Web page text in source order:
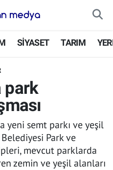
SİYASET TARIM
park
yeni semt parkı ve yeşil
Park ve
mevcut parklarda
zemin ve yeşil alanları
ve Fikstür